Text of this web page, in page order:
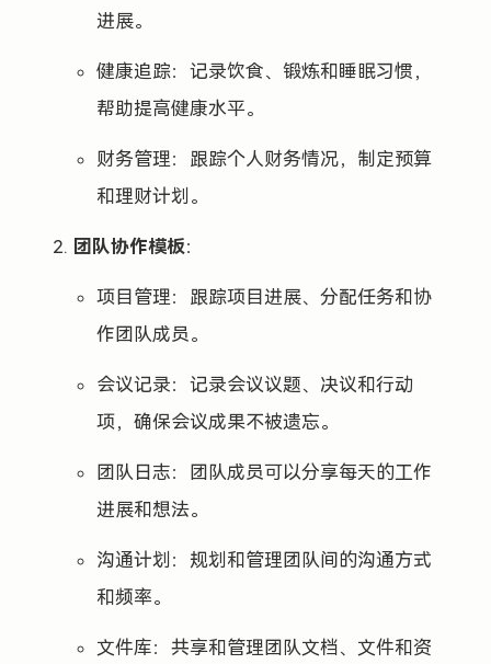
进展。
健康追踪：记录饮食、锻炼和睡眠习惯，
帮助提高健康水平。
财务管理：跟踪个人财务情况，制定预算
和理财计划。
团队协作模板：
项目管理：跟踪项目进展、分配任务和协
作团队成员。
会议记录：记录会议议题、决议和行动
项，确保会议成果不被遗忘。
团队日志：团队成员可以分享每天的工作
进展和想法。
沟通计划：规划和管理团队间的沟通方式
和频率。
文件库：共享和管理团队文档、文件和资